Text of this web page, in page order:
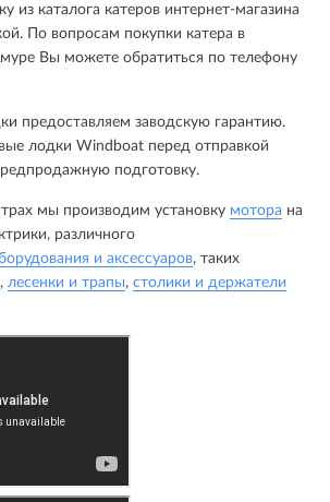
из каталога катеров интернет-магазина
По вопросам покупки катера в
Вы можете обратиться по телефону
предоставляем заводскую гарантию.
лодки Windboat перед отправкой
подготовку.
мы производим установку мотора на
различного
и аксессуаров, таких
, лесенки и трапы, столики и держатели